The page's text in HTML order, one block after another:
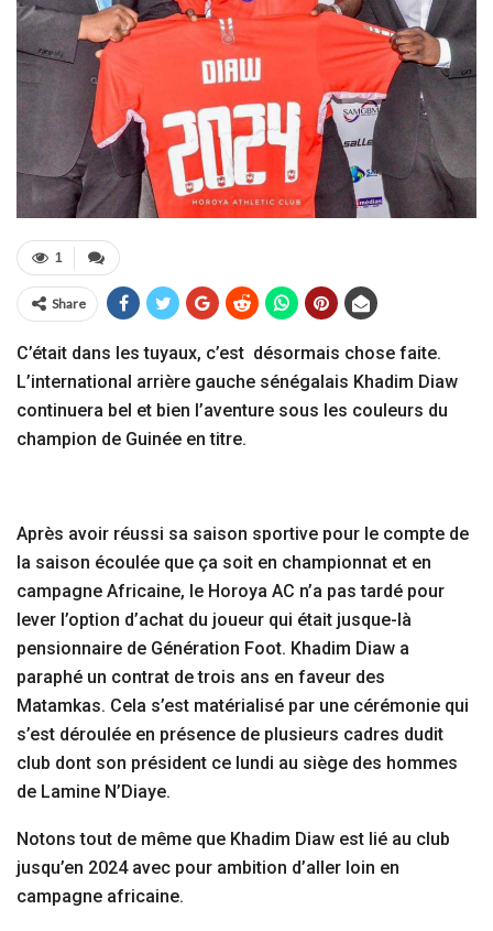
1
Share
C’était dans les tuyaux, c’est désormais chose faite.
L’international arrière gauche sénégalais Khadim Diaw
continuera bel et bien l’aventure sous les couleurs du
champion de Guinée en titre.
Après avoir réussi sa saison sportive pour le compte de
la saison écoulée que ça soit en championnat et en
campagne Africaine, le Horoya AC n’a pas tardé pour
lever l’option d’achat du joueur qui était jusque-là
pensionnaire de Génération Foot. Khadim Diaw a
paraphé un contrat de trois ans en faveur des
Matamkas. Cela s’est matérialisé par une cérémonie qui
s’est déroulée en présence de plusieurs cadres dudit
club dont son président ce lundi au siège des hommes
de Lamine N’Diaye.
Notons tout de même que Khadim Diaw est lié au club
jusqu’en 2024 avec pour ambition d’aller loin en
campagne africaine.